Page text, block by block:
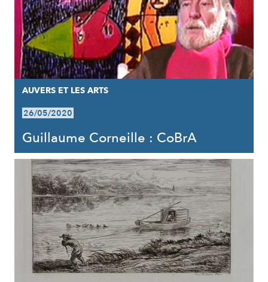
AUVERS ET LES ARTS
26/05/2020
Guillaume Corneille : CoBrA